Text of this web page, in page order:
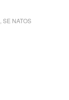
SE NATOS